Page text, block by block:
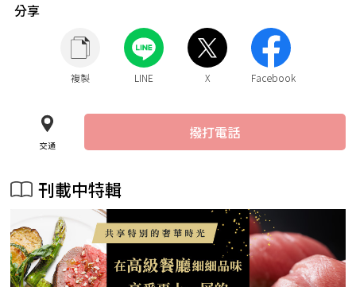
分享
複製 LINE X Facebook
交通
撥打電話
刊載中特輯